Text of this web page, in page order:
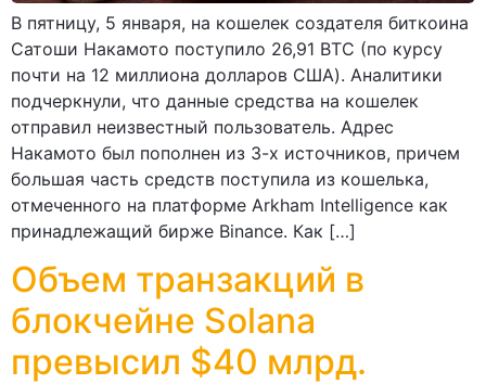
В пятницу, 5 января, на кошелек создателя биткоина
Сатоши Накамото поступило 26,91 BTC (по курсу
почти на 12 миллиона долларов США). Аналитики
подчеркнули, что данные средства на кошелек
отправил неизвестный пользователь. Адрес
Накамото был пополнен из 3-х источников, причем
большая часть средств поступила из кошелька,
отмеченного на платформе Arkham Intelligence как
принадлежащий бирже Binance. Как […]
Объем транзакций в
блокчейне Solana
превысил $40 млрд.